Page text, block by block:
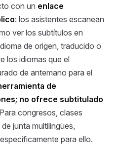
con un enlace
: los asistentes escanean
ver los subtítulos en
de origen, traducido o
los idiomas que el
de antemano para el
de
no ofrece subtitulado
Para congresos, clases
junta multilingües,
para ello.